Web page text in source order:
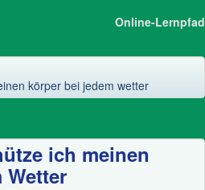
Online-Lernpfad
körper bei jedem wetter
ich meinen
Wetter